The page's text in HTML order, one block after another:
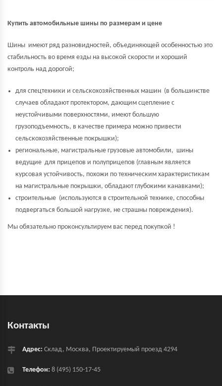
Купить автомобильные шины по размерам и цене
Шины имеют ряд разновидностей, объединяющей особенностью это
стабильность во время езды на высокой скорости и хороший
контроль над дорогой;
для спецтехники и сельскохозяйственных машин (в большинстве
случаев обладают протектором, дающим сцепление с
неустойчивыми поверхностями, имеют большую
грузоподъемность, в качестве примера можно привести
сельскохозяйственные покрышки);
региональные, магистральные грузовые автомобили, шины
ведущие для прицепов и полуприцепов (главным является
курсовая устойчивость, похожи по техническим характеристикам
на магистральные покрышки, обладают глубокими канавками);
строительные (используются в строительной технике, способны
подвергаться большой нагрузке, не страшны повреждения).
Мы обязательно проконсультируем вас перед покупкой !
Контакты
Адрес: Склад, Москва, Проектируемый проезд 4294
Телефон: 8 (495) 150-17-45